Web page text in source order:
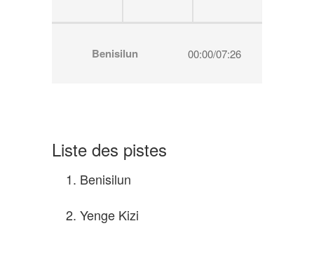
Benisilun 00:00/07:26
Liste des pistes
1. Benisilun
2. Yenge Kizi